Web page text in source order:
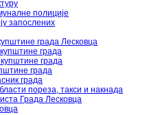
полиције
запослених
града Лесковца
града
града
града
града
пореза, такси и накнада
Града Лесковца